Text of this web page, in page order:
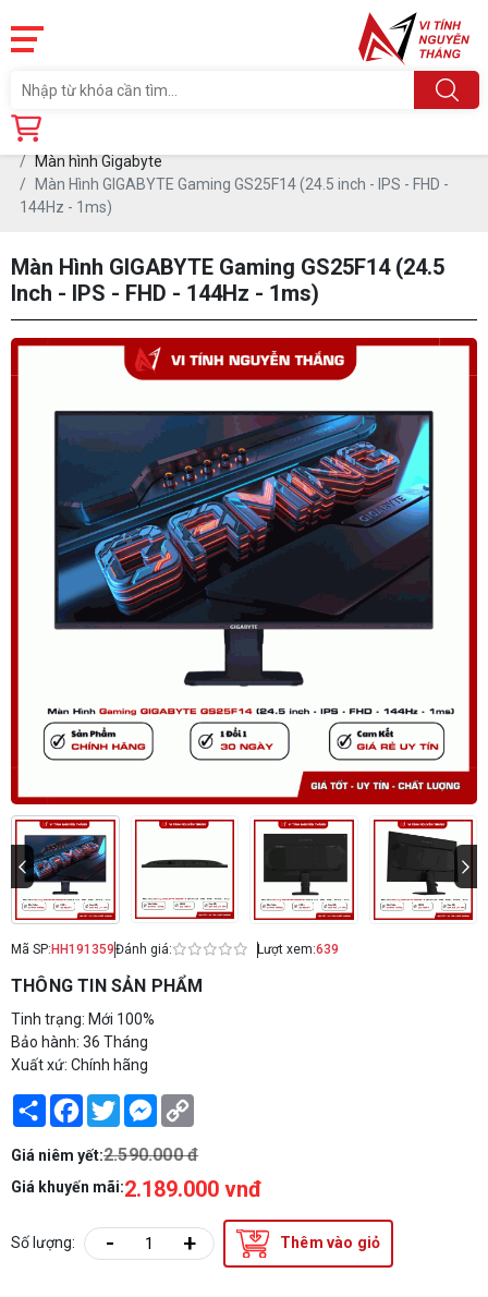
Trang chủ
Màn hình Gigabyte
Màn Hình GIGABYTE Gaming GS25F14 (24.5 inch - IPS - FHD -
144Hz - 1ms)
Màn Hình GIGABYTE Gaming GS25F14 (24.5
Inch - IPS - FHD - 144Hz - 1ms)
Mã SP: HH191359Đánh giá: Lượt xem:639
THÔNG TIN SẢN PHẨM
Tinh trạng: Mới 100%
Bảo hành: 36 Tháng
Xuất xứ: Chính hãng
Share Facebook
TwitterMessenger
Giá niêm yết:2.590.000 đ
Giá khuyến mãi:2.189.000 vnđ
Số lượng: - + Thêm vào giỏ